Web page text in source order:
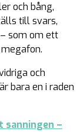
och bång,
till svars,
som om ett
och
bara en i raden
sanningen –